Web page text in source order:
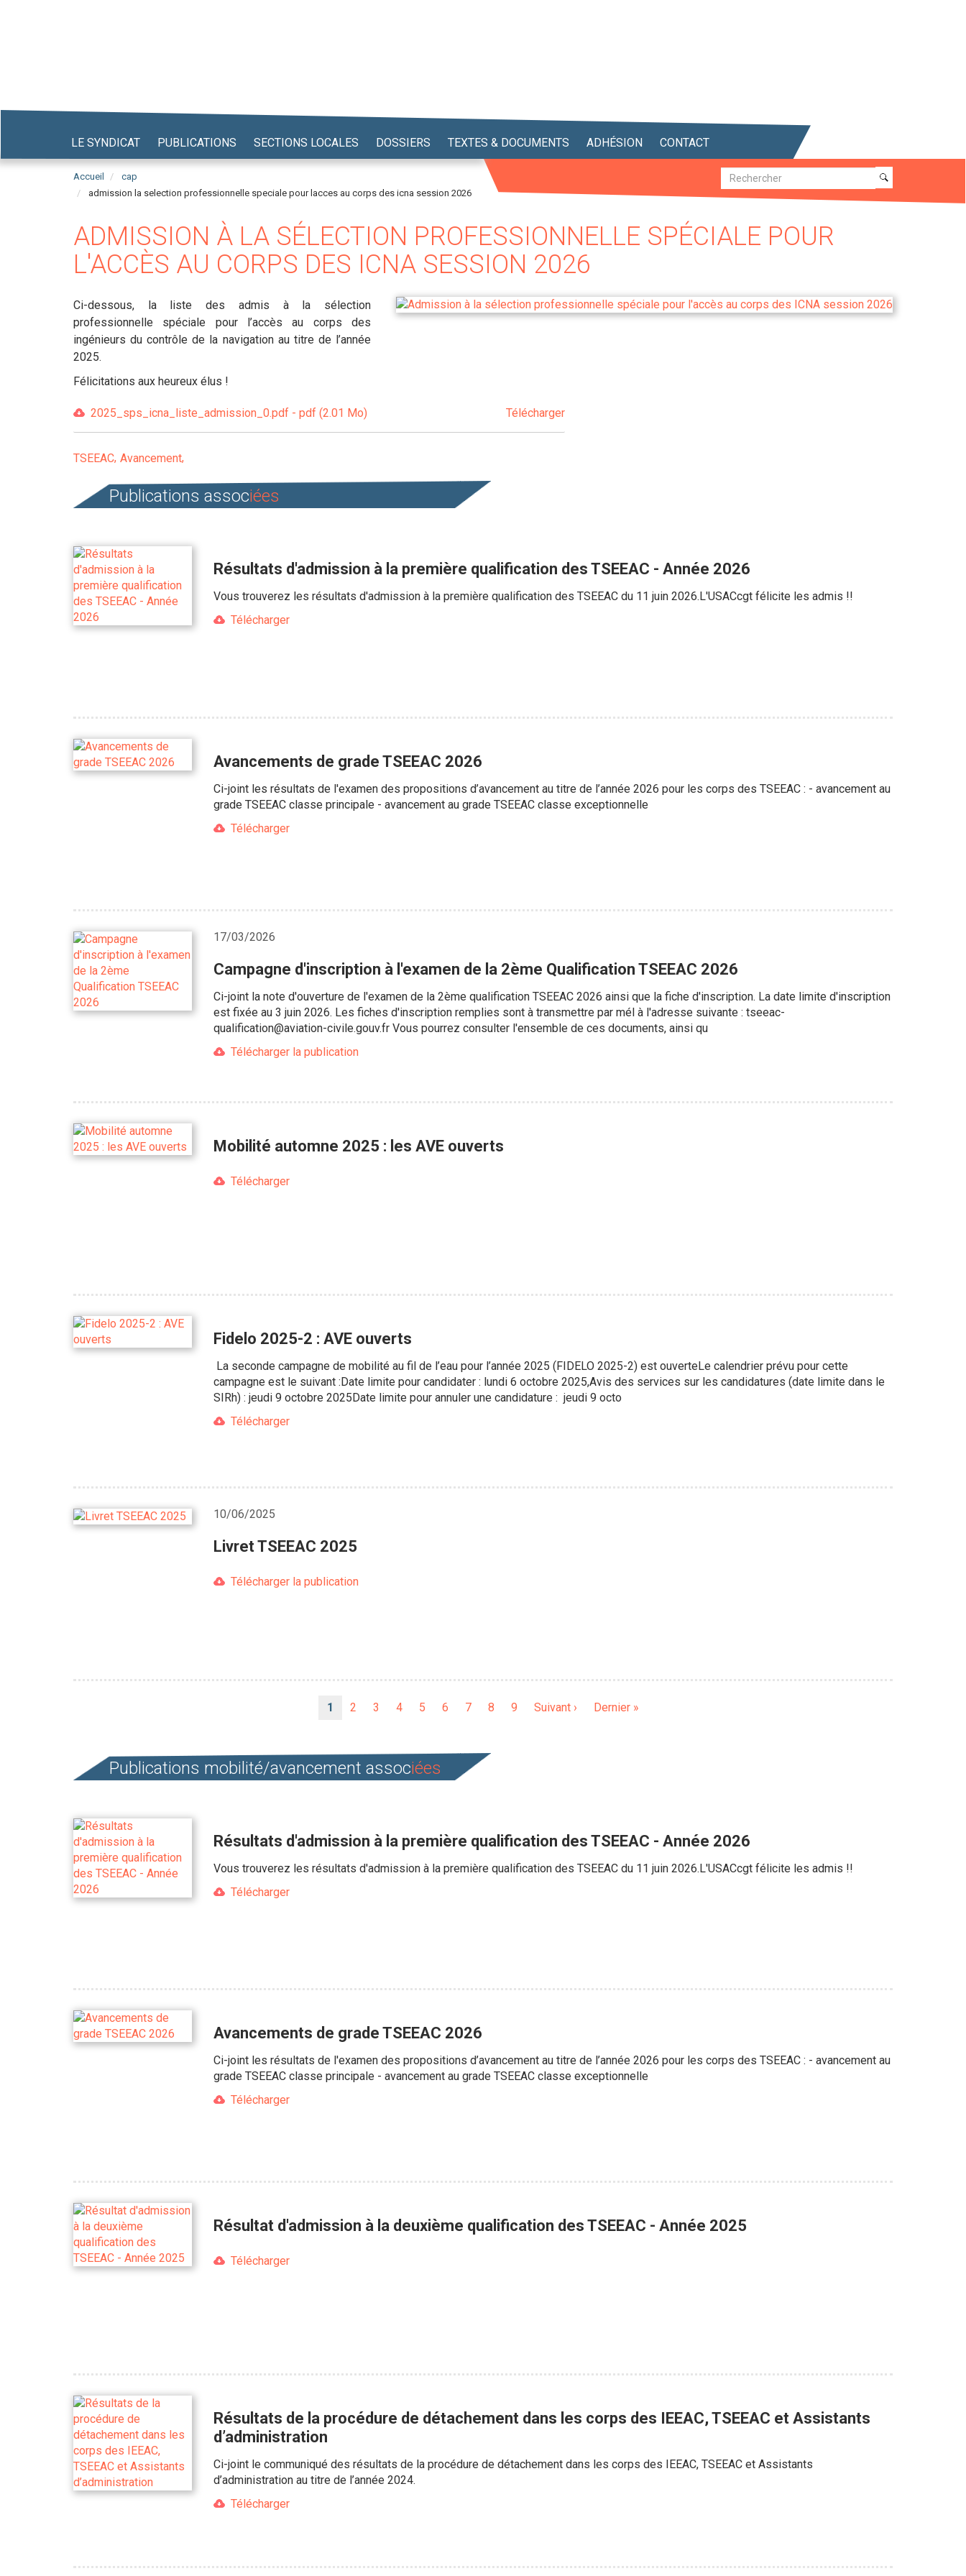
LE SYNDICAT PUBLICATIONS SECTIONS LOCALES DOSSIERS TEXTES & DOCUMENTS ADHÉSION CONTACT
Accueil
cap
admission la selection professionnelle speciale pour lacces au corps des icna session 2026
Recherche
Recherche
ADMISSION À LA SÉLECTION PROFESSIONNELLE SPÉCIALE POUR
L'ACCÈS AU CORPS DES ICNA SESSION 2026
Ci-dessous, la liste des admis à la sélection
professionnelle spéciale pour l’accès au corps des
ingénieurs du contrôle de la navigation au titre de l’année
2025.
Félicitations aux heureux élus !
2025_sps_icna_liste_admission_0.pdf - pdf (2.01 Mo) Télécharger
TSEEAC Avancement
Publications associées
Résultats d'admission à la première qualification des TSEEAC - Année 2026
Vous trouverez les résultats d'admission à la première qualification des TSEEAC du 11 juin 2026.L'USACcgt félicite les admis !!
Télécharger
Avancements de grade TSEEAC 2026
Ci-joint les résultats de l'examen des propositions d’avancement au titre de l’année 2026 pour les corps des TSEEAC : - avancement au
grade TSEEAC classe principale - avancement au grade TSEEAC classe exceptionnelle
Télécharger
17/03/2026
Campagne d'inscription à l'examen de la 2ème Qualification TSEEAC 2026
Ci-joint la note d'ouverture de l'examen de la 2ème qualification TSEEAC 2026 ainsi que la fiche d'inscription. La date limite d'inscription
est fixée au 3 juin 2026. Les fiches d'inscription remplies sont à transmettre par mél à l'adresse suivante : tseeac-
qualification@aviation-civile.gouv.fr Vous pourrez consulter l'ensemble de ces documents, ainsi qu
Télécharger la publication
Mobilité automne 2025 : les AVE ouverts
Télécharger
Fidelo 2025-2 : AVE ouverts
La seconde campagne de mobilité au fil de l’eau pour l’année 2025 (FIDELO 2025-2) est ouverteLe calendrier prévu pour cette
campagne est le suivant :Date limite pour candidater : lundi 6 octobre 2025,Avis des services sur les candidatures (date limite dans le
SIRh) : jeudi 9 octobre 2025Date limite pour annuler une candidature : jeudi 9 octo
Télécharger
10/06/2025
Livret TSEEAC 2025
Télécharger la publication
Page
1 Page
2 Page
3 Page
4 Page
5 Page
6 Page
7 Page
8 Page
9
Page
Suivant ›
Dernière
Dernier »
Publications mobilité/avancement associées
Résultats d'admission à la première qualification des TSEEAC - Année 2026
Vous trouverez les résultats d'admission à la première qualification des TSEEAC du 11 juin 2026.L'USACcgt félicite les admis !!
Télécharger
Avancements de grade TSEEAC 2026
Ci-joint les résultats de l'examen des propositions d’avancement au titre de l’année 2026 pour les corps des TSEEAC : - avancement au
grade TSEEAC classe principale - avancement au grade TSEEAC classe exceptionnelle
Télécharger
Résultat d'admission à la deuxième qualification des TSEEAC - Année 2025
Télécharger
Résultats de la procédure de détachement dans les corps des IEEAC, TSEEAC et Assistants
d’administration
Ci-joint le communiqué des résultats de la procédure de détachement dans les corps des IEEAC, TSEEAC et Assistants
d’administration au titre de l’année 2024.
Télécharger